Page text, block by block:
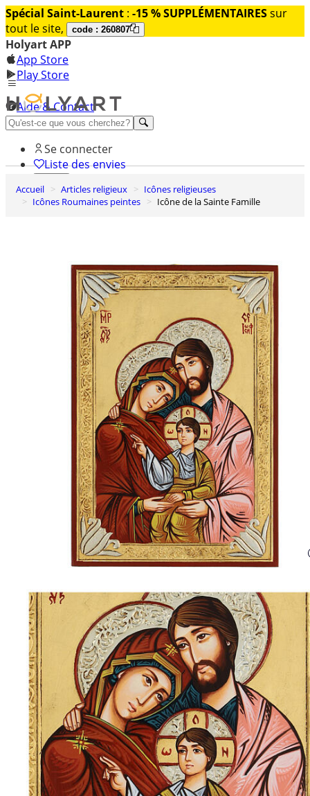
Spécial Saint-Laurent : -15 % SUPPLÉMENTAIRESsur
tout le site,
code : 260807
Holyart APP
App Store
Play Store
Aide & Contact
Découvrez Premium
Se connecter
Liste des envies
0
Panier
Accueil Articles religieux
Icônes religieuses
Icônes Roumaines peintes
Icône de la Sainte Famille